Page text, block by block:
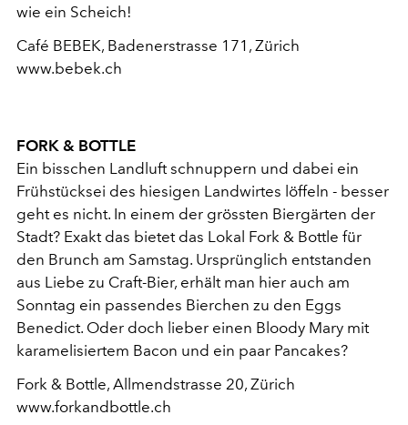
wie ein Scheich!
Café BEBEK, Badenerstrasse 171, Zürich
www.bebek.ch
FORK & BOTTLE
Ein bisschen Landluft schnuppern und dabei ein
Frühstücksei des hiesigen Landwirtes löffeln - besser
geht es nicht. In einem der grössten Biergärten der
Stadt? Exakt das bietet das Lokal Fork & Bottle für
den Brunch am Samstag. Ursprünglich entstanden
aus Liebe zu Craft-Bier, erhält man hier auch am
Sonntag ein passendes Bierchen zu den Eggs
Benedict. Oder doch lieber einen Bloody Mary mit
karamelisiertem Bacon und ein paar Pancakes?
Fork & Bottle, Allmendstrasse 20, Zürich
www.forkandbottle.ch